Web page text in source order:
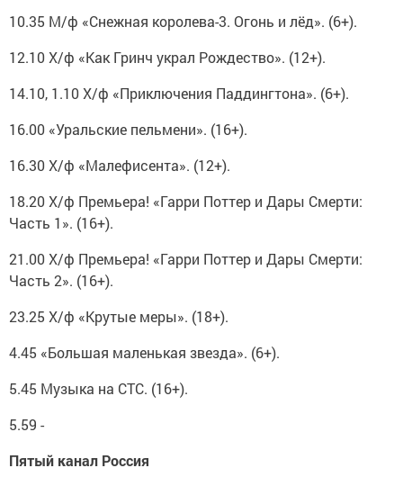
10.35 М/ф «Снежная королева-3. Огонь и лёд». (6+).
12.10 Х/ф «Как Гринч украл Рождество». (12+).
14.10, 1.10 Х/ф «Приключения Паддингтона». (6+).
16.00 «Уральские пельмени». (16+).
16.30 Х/ф «Малефисента». (12+).
18.20 Х/ф Премьера! «Гарри Поттер и Дары Смерти:
Часть 1». (16+).
21.00 Х/ф Премьера! «Гарри Поттер и Дары Смерти:
Часть 2». (16+).
23.25 Х/ф «Крутые меры». (18+).
4.45 «Большая маленькая звезда». (6+).
5.45 Музыка на СТС. (16+).
5.59 -
Пятый канал Россия